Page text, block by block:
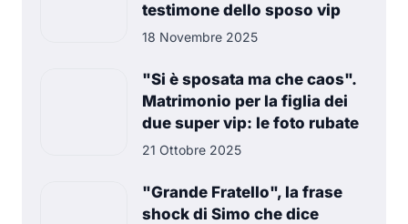
testimone dello sposo vip
18 Novembre 2025
"Si è sposata ma che caos".
Matrimonio per la figlia dei
due super vip: le foto rubate
21 Ottobre 2025
"Grande Fratello", la frase
shock di Simo che dice